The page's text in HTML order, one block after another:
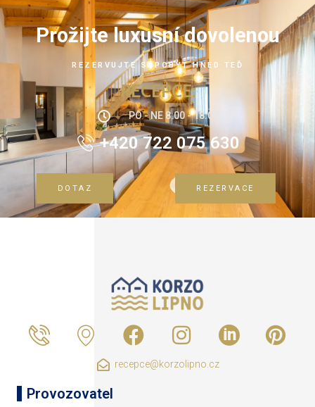
Prožijte luxusní dovolenou
REZERVUJTE SI POBYT HNED TEĎ
RECEPCE:
PO - NE 8:00 - 18:00
+420 722 075 630
DOTAZ REZERVACE
recepce@korzolipno.cz
Provozovatel